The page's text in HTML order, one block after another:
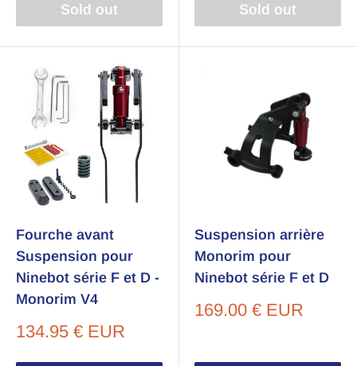
Sold out Sold out
Fourche avant
Suspension pour
Ninebot série F et D -
Monorim V4
Sale
134.95 € EUR
Suspension arrière
Monorim pour
Ninebot série F et D
Sale
169.00 € EUR